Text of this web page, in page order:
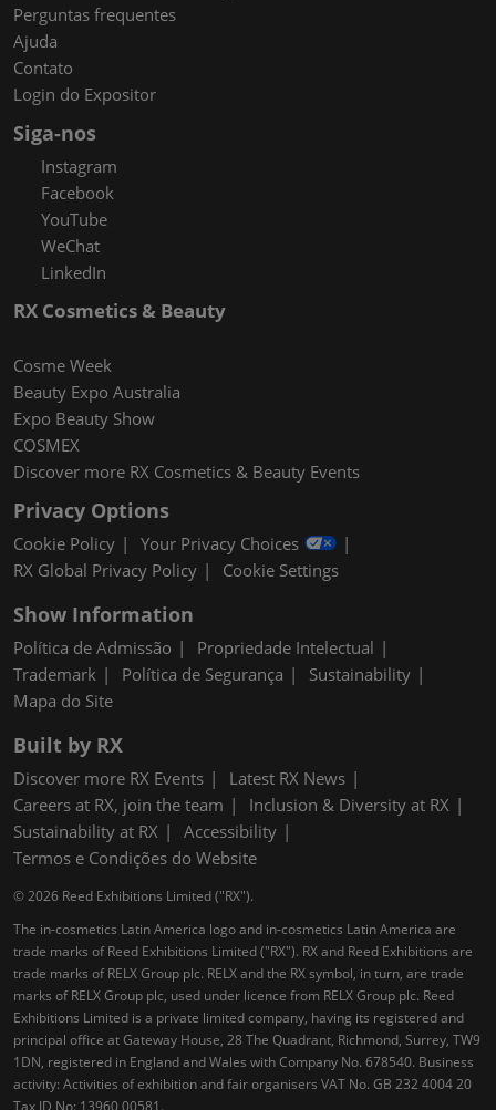
Perguntas frequentes
Ajuda
Contato
Login do Expositor
Siga-nos
Instagram
Facebook
YouTube
WeChat
LinkedIn
RX Cosmetics & Beauty
Cosme Week
Beauty Expo Australia
Expo Beauty Show
COSMEX
Discover more RX Cosmetics & Beauty Events
Privacy Options
Cookie Policy
Your Privacy Choices
RX Global Privacy Policy
Cookie Settings
Show Information
Política de Admissão
Propriedade Intelectual
Trademark
Política de Segurança
Sustainability
Mapa do Site
Built by RX
Discover more RX Events
Latest RX News
Careers at RX, join the team
Inclusion & Diversity at RX
Sustainability at RX
Accessibility
Termos e Condições do Website
© 2026 Reed Exhibitions Limited ("RX").
The in-cosmetics Latin America logo and in-cosmetics Latin America are
trade marks of Reed Exhibitions Limited ("RX"). RX and Reed Exhibitions are
trade marks of RELX Group plc. RELX and the RX symbol, in turn, are trade
marks of RELX Group plc, used under licence from RELX Group plc. Reed
Exhibitions Limited is a private limited company, having its registered and
principal office at Gateway House, 28 The Quadrant, Richmond, Surrey, TW9
1DN, registered in England and Wales with Company No. 678540. Business
activity: Activities of exhibition and fair organisers VAT No. GB 232 4004 20